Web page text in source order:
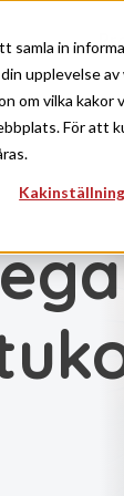
samla in
upplevelse
om vilka
För att